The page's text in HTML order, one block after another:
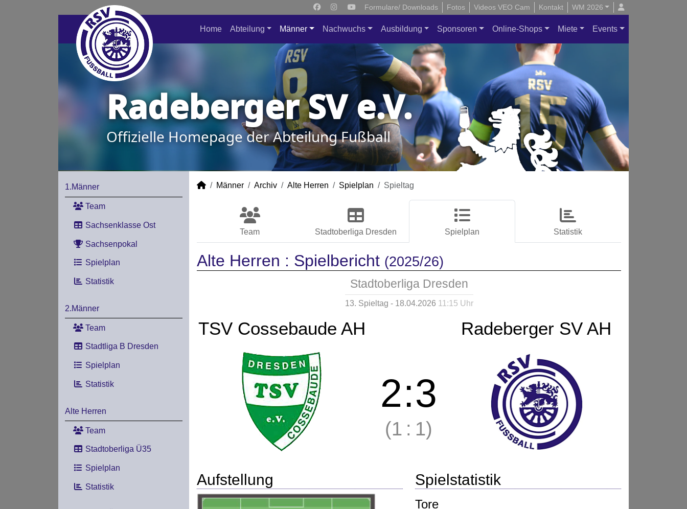
Formulare/ Downloads Fotos Videos VEO Cam Kontakt WM 2026
Home Abteilung Männer Nachwuchs Ausbildung Sponsoren Online-Shops Miete Events
Radeberger SV e.V.
Offizielle Homepage der Abteilung Fußball
1.Männer
Team
Sachsenklasse Ost
Sachsenpokal
Spielplan
Statistik
2.Männer
Team
Stadtliga B Dresden
Spielplan
Statistik
Alte Herren
Team
Stadtoberliga Ü35
Spielplan
Statistik
Männer Archiv Alte Herren Spielplan Spieltag
Team Stadtoberliga Dresden Spielplan Statistik
Alte Herren : Spielbericht (2025/26)
Stadtoberliga Dresden
13. Spieltag - 18.04.2026 11:15 Uhr
TSV Cossebaude AH Radeberger SV AH
2:3
(1 : 1)
Aufstellung Spielstatistik
Tore